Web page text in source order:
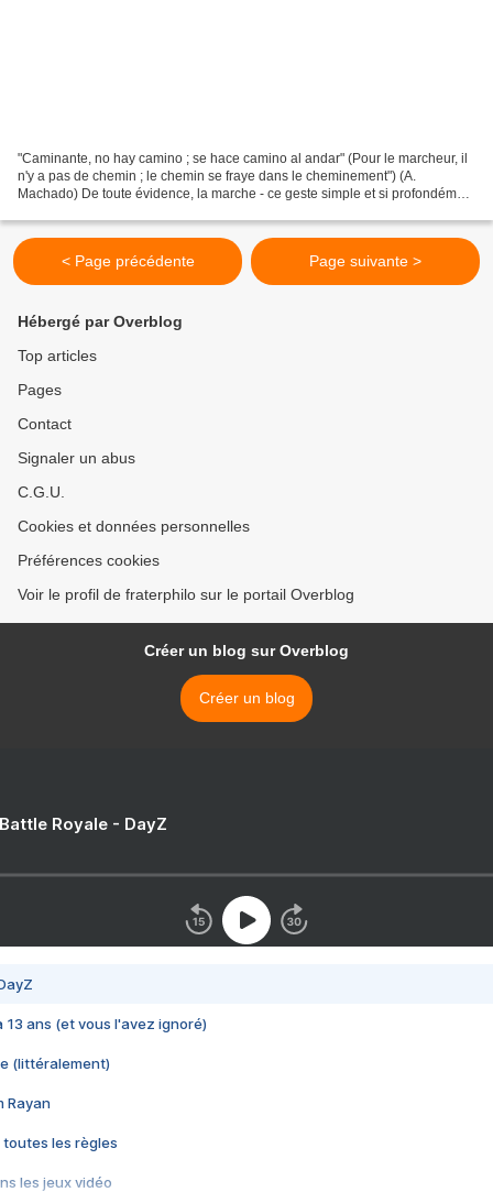
"Caminante, no hay camino ; se hace camino al andar" (Pour le marcheur, il
n'y a pas de chemin ; le chemin se fraye dans le cheminement") (A.
Machado) De toute évidence, la marche - ce geste simple et si profondément
< Page précédente Page suivante >
Hébergé par Overblog
Top articles
Pages
Contact
Signaler un abus
C.G.U.
Cookies et données personnelles
Préférences cookies
Voir le profil de fraterphilo sur le portail Overblog
Créer un blog sur Overblog
Créer un blog
Royale - DayZ
13 ans (et vous l'avez ignoré)
(littéralement)
Rayan
toutes les règles
les jeux vidéo